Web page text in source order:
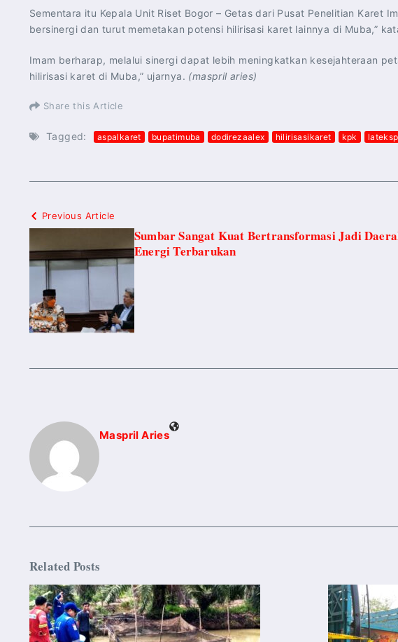
Sementara itu Kepala Unit Riset Bogor – Getas dari Pusat Penelitian Karet
bersinergi dan turut memetakan potensi hilirisasi karet lainnya di Muba,”
Imam berharap, melalui sinergi dapat lebih meningkatkan kesejahteraan
hilirisasi karet di Muba,” ujarnya. (maspril aries)
Share this Article
Tagged: aspalkaret bupatimuba dodirezaalex hilirisasikaret kpk
Previous Article
Sumbar Sangat Kuat Bertransformasi Jadi
Energi Terbarukan
Maspril Aries
Related Posts